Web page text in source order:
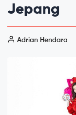
Jepang
Adrian Hendara